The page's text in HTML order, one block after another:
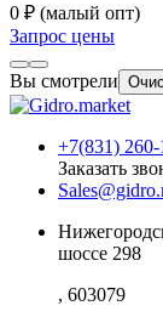
0 ₽ (малый опт)
Запрос цены
Вы смотрели
+7(831)
Заказать
шоссе 298
, 603079